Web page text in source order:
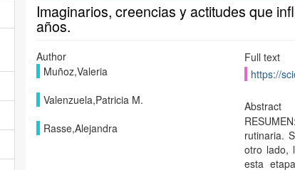
Imaginarios, creencias y actitudes que
años.
Author
Muñoz,Valeria
Valenzuela,Patricia M.
Rasse,Alejandra
Full text
https://
Abstract
rutinaria.
otro lado,
esta